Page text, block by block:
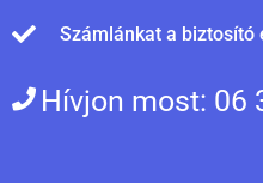
Számlánkat a biztosító
Hívjon most: 06